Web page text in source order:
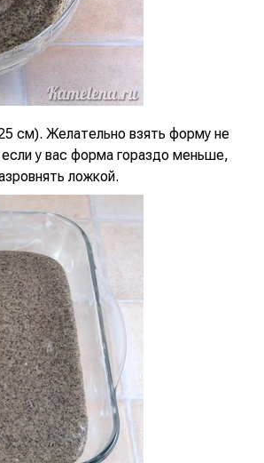
см). Желательно взять форму не
у вас форма гораздо меньше,
ложкой.